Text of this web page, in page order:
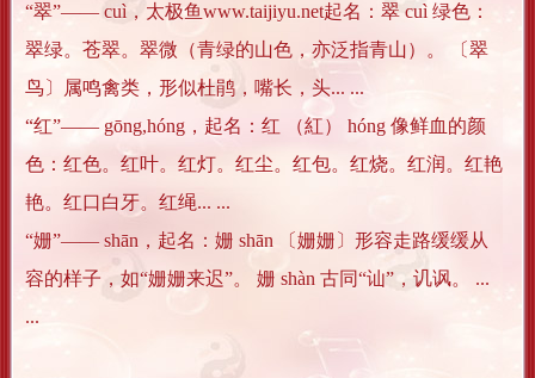
“翠”―― cuì，太极鱼www.taijiyu.net起名：翠 cuì 绿色：
翠绿。苍翠。翠微（青绿的山色，亦泛指青山）。 〔翠
鸟〕属鸣禽类，形似杜鹃，嘴长，头... ...
“红”―― gōng,hóng，起名：红 （紅） hóng 像鲜血的颜
色：红色。红叶。红灯。红尘。红包。红烧。红润。红艳
艳。红口白牙。红绳... ...
“姗”―― shān，起名：姗 shān 〔姗姗〕形容走路缓缓从
容的样子，如“姗姗来迟”。 姗 shàn 古同“讪”，讥讽。 ...
...